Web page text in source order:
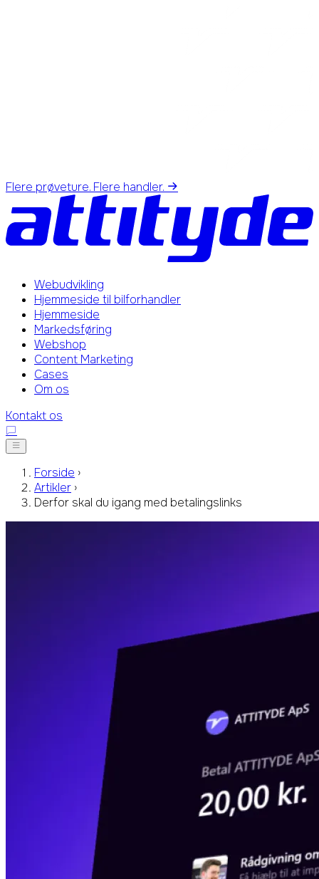
Flere prøveture. Flere handler.
Webudvikling
Hjemmeside til bilforhandler
Hjemmeside
Markedsføring
Webshop
Content Marketing
Cases
Om os
Kontakt os
Forside ›
Artikler ›
Derfor skal du igang med betalingslinks